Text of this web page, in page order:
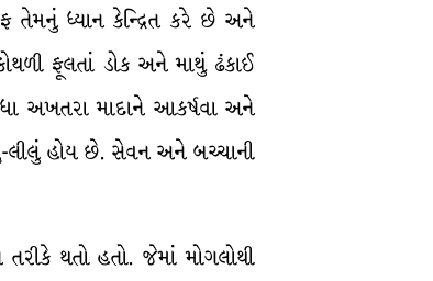
તેમનું ધ્યાન કેન્દ્રિત કરે છે અને
ફૂલતાં ડોક અને માથું ઢંકાઈ
અખતરા માદાને આકર્ષવા અને
લીલું હોય છે. સેવન અને બચ્ચાની
થતો હતો. જેમાં મોગલોથી